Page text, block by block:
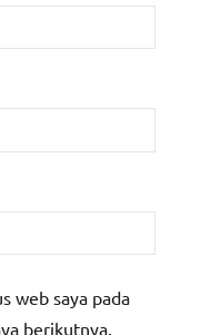
web saya pada
berikutnya.